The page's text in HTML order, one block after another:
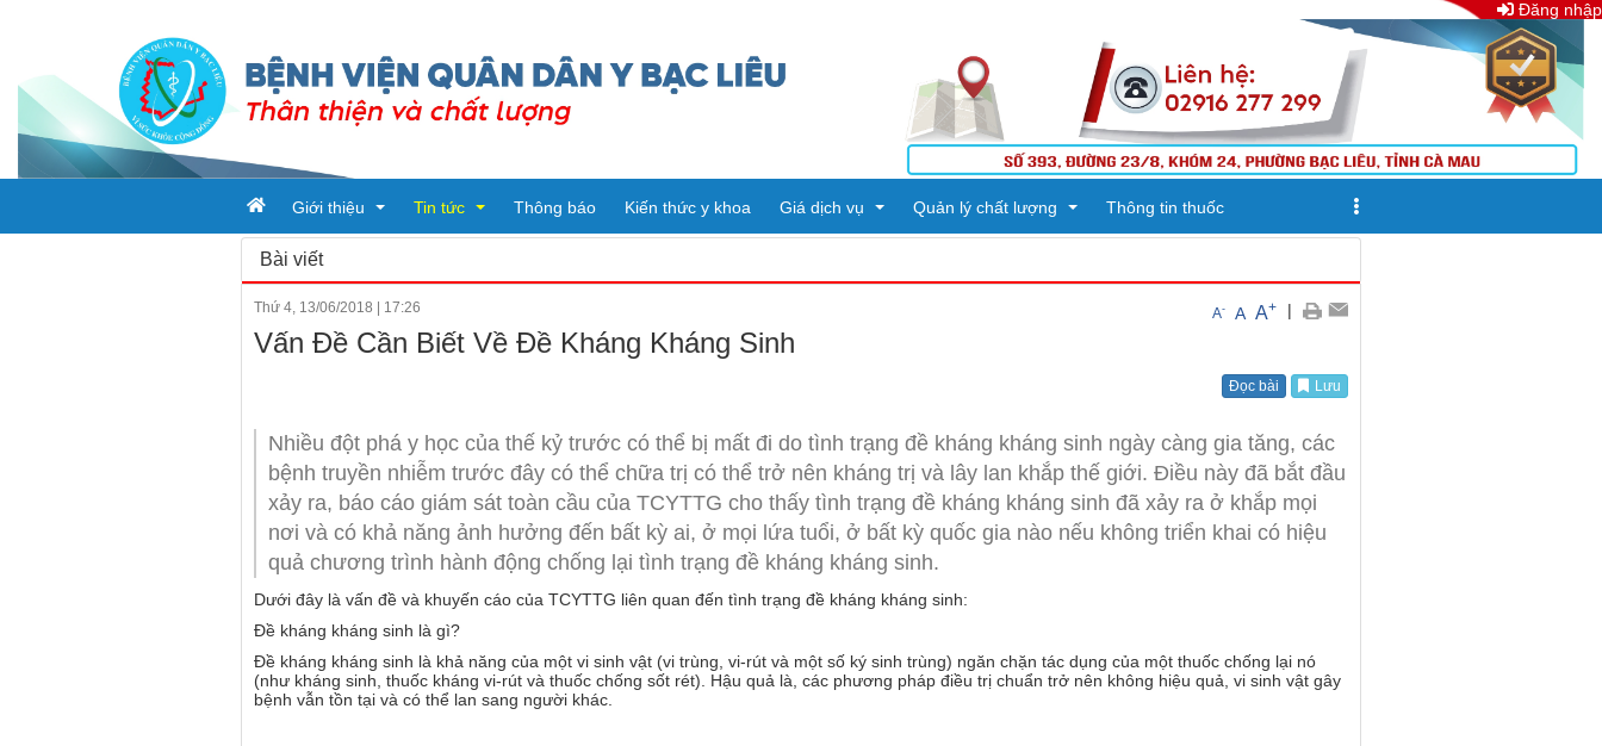
Đăng nhập
Giới thiệu
Tổ chức bệnh viện
PHÒNG KHTH & VTYT
PHÒNG TÀI CHÍNH - KẾ TOÁN
PHÒNG ĐIỀU DƯỠNG
PHÒNG ĐIỀU DƯỠNG
Khoa KHOA DƯỢC
KHOA KHÁM BỆNH CẤP CỨU
KHOA Y học cổ truyền - Vật lý trị liệu - Phục hồi chức năng
KHOA CẬN LÂM SÀNG
KHOA KIỂM SOÁT NHIỄM KHUẨN
KHOA NGOẠI - SẢN
Tin tức
Tin tức
Thông báo Kiến thức y khoa Giá dịch vụ
Vật tư Y tế
Quản lý chất lượng Thông tin thuốc
Bài viết
Thứ 4, 13/06/2018 | 17:26 A- A A+ |
Vấn Đề Cần Biết Về Đề Kháng Kháng Sinh
Đọc bài Lưu
Nhiều đột phá y học của thế kỷ trước có thể bị mất đi do tình trạng đề kháng kháng sinh ngày càng gia tăng, các
bệnh truyền nhiễm trước đây có thể chữa trị có thể trở nên kháng trị và lây lan khắp thế giới. Điều này đã bắt đầu
xảy ra, báo cáo giám sát toàn cầu của TCYTTG cho thấy tình trạng đề kháng kháng sinh đã xảy ra ở khắp mọi
nơi và có khả năng ảnh hưởng đến bất kỳ ai, ở mọi lứa tuổi, ở bất kỳ quốc gia nào nếu không triển khai có hiệu
quả chương trình hành động chống lại tình trạng đề kháng kháng sinh.
Dưới đây là vấn đề và khuyến cáo của TCYTTG liên quan đến tình trạng đề kháng kháng sinh:
Đề kháng kháng sinh là gì?
Đề kháng kháng sinh là khả năng của một vi sinh vật (vi trùng, vi-rút và một số ký sinh trùng) ngăn chặn tác dụng của một thuốc chống lại nó
(như kháng sinh, thuốc kháng vi-rút và thuốc chống sốt rét). Hậu quả là, các phương pháp điều trị chuẩn trở nên không hiệu quả, vi sinh vật gây
bệnh vẫn tồn tại và có thể lan sang người khác.